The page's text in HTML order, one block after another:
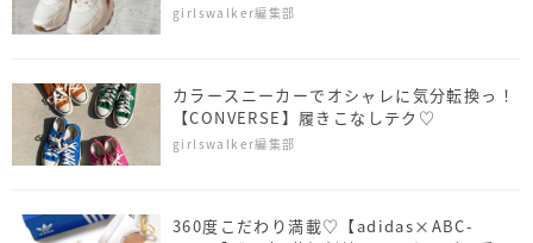
girlswalker編集部
カラースニーカーでオシャレに気分転換っ！
【CONVERSE】履きこなしテク♡
girlswalker編集部
360度こだわり満載♡【adidas×ABC-